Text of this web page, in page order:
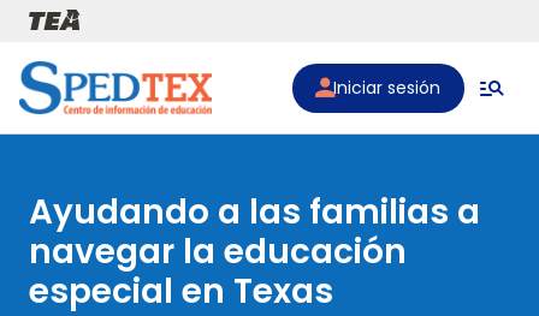
Pasar al contenido principal
Iniciar sesión
Ayudando a las familias a
navegar la educación
especial en Texas